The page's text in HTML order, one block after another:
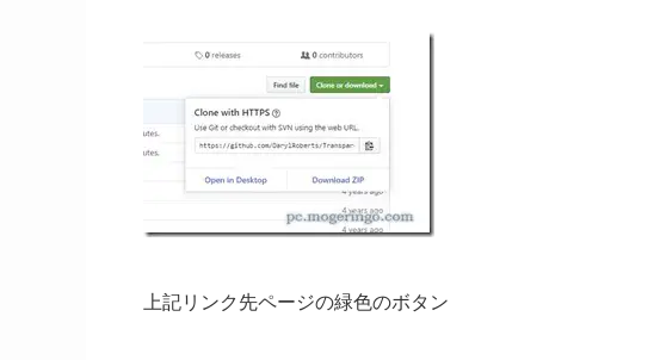
上記リンク先ページの緑色のボタン